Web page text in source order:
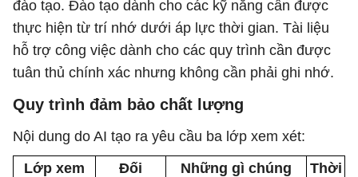
đào tạo. Đào tạo dành cho các kỹ năng cần được
thực hiện từ trí nhớ dưới áp lực thời gian. Tài liệu
hỗ trợ công việc dành cho các quy trình cần được
tuân thủ chính xác nhưng không cần phải ghi nhớ.
Quy trình đảm bảo chất lượng
Nội dung do AI tạo ra yêu cầu ba lớp xem xét:
Lớp xem
Đối
Những gì chúng
Thời